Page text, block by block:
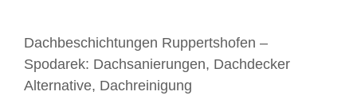
Dachbeschichtungen Ruppertshofen –
Spodarek: Dachsanierungen, Dachdecker
Alternative, Dachreinigung